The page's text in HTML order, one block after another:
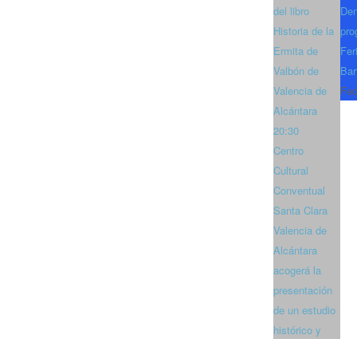
del libro
Historia de la
Ermita de
Valbón de
Valencia de
Alcántara
20:30
Centro
Cultural
Conventual
Santa Clara
Valencia de
Alcántara
acogerá la
presentación
de un estudio
histórico y